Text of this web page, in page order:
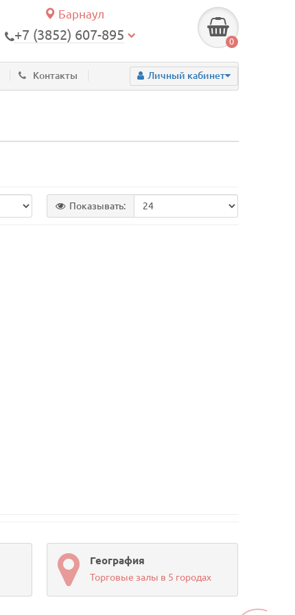
Барнаул
+7 (3852) 607-895 0
Контакты Личный кабинет
Показывать:
География
Торговые залы в 5 городах